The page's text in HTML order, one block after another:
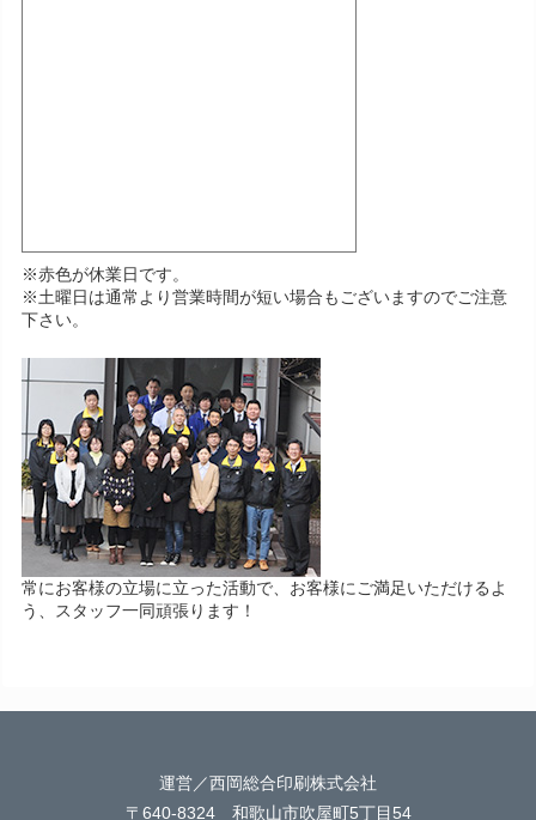
※赤色が休業日です。
※土曜日は通常より営業時間が短い場合もございますのでご注意
下さい。
常にお客様の立場に立った活動で、お客様にご満足いただけるよ
う、スタッフ一同頑張ります！
運営／西岡総合印刷株式会社
〒640-8324 和歌山市吹屋町5丁目54